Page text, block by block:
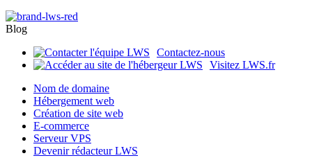
Blog
Contactez-nous
Visitez LWS.fr
Nom de domaine
Hébergement web
Création de site web
E-commerce
Serveur VPS
Devenir rédacteur LWS